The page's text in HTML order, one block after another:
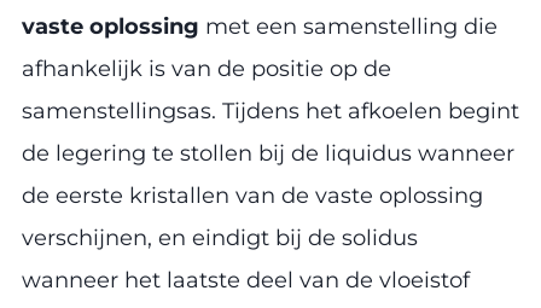
vaste oplossing met een samenstelling die
afhankelijk is van de positie op de
samenstellingsas. Tijdens het afkoelen begint
de legering te stollen bij de liquidus wanneer
de eerste kristallen van de vaste oplossing
verschijnen, en eindigt bij de solidus
wanneer het laatste deel van de vloeistof